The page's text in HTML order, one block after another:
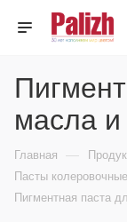
масла и
Главная —
Пасты
Пигментная паста